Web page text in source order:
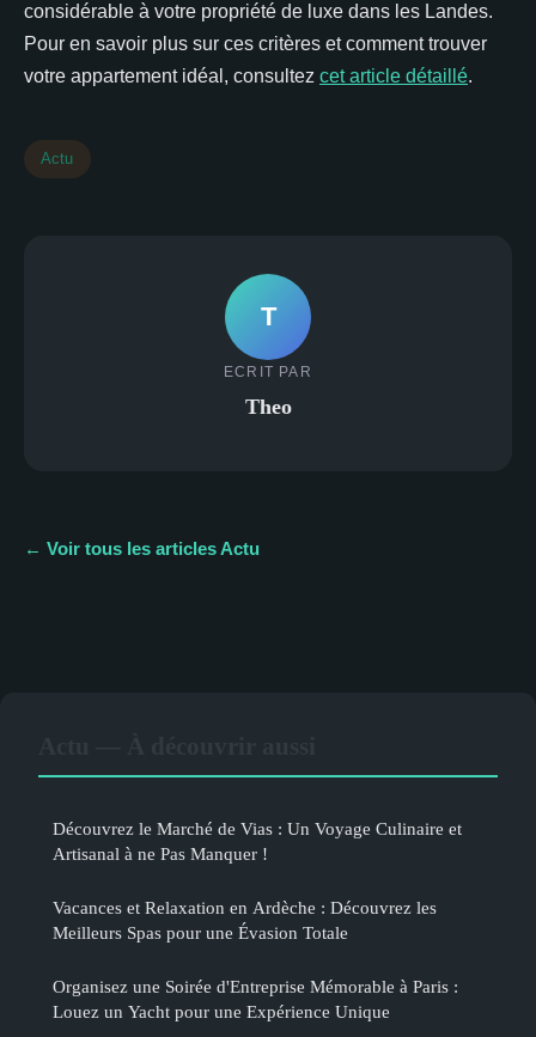
considérable à votre propriété de luxe dans les Landes.
Pour en savoir plus sur ces critères et comment trouver
votre appartement idéal, consultez cet article détaillé.
Actu
T
ECRIT PAR
Theo
← Voir tous les articles Actu
Découvrez le Marché de Vias : Un Voyage Culinaire et
Artisanal à ne Pas Manquer !
Vacances et Relaxation en Ardèche : Découvrez les
Meilleurs Spas pour une Évasion Totale
Organisez une Soirée d'Entreprise Mémorable à Paris :
Louez un Yacht pour une Expérience Unique